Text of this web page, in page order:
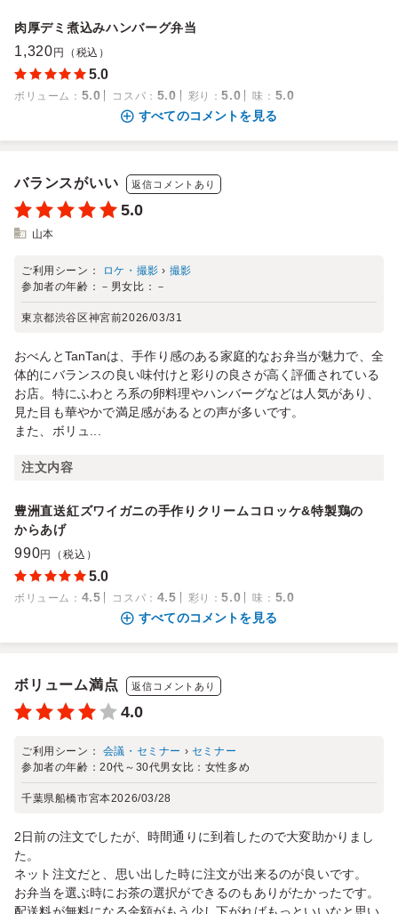
肉厚デミ煮込みハンバーグ弁当
1,320 円（税込）
5.0
ボリューム ： 5.0 コスパ ： 5.0 彩り ：5.0 味 ： 5.0
すべてのコメントを見る
バランスがいい 返信コメントあり
5.0
山本
ご利用シーン： ロケ・撮影 › 撮影
参加者の年齢： － 男女比： －
東京都渋谷区神宮前2026/03/31
おべんとTanTanは、手作り感のある家庭的なお弁当が魅力で、全
体的にバランスの良い味付けと彩りの良さが高く評価されている
お店。特にふわとろ系の卵料理やハンバーグなどは人気があり、
見た目も華やかで満足感があるとの声が多いです。
また、ボリュ...
注文内容
豊洲直送紅ズワイガニの手作りクリームコロッケ&特製鶏の
からあげ
990円（税込）
5.0
ボリューム ： 4.5 コスパ ： 4.5 彩り ：5.0 味 ： 5.0
すべてのコメントを見る
ボリューム満点 返信コメントあり
4.0
ご利用シーン： 会議・セミナー › セミナー
参加者の年齢：20代～30代男女比： 女性多め
千葉県船橋市宮本2026/03/28
2日前の注文でしたが、時間通りに到着したので大変助かりまし
た。
ネット注文だと、思い出した時に注文が出来るのが良いです。
お弁当を選ぶ時にお茶の選択ができるのもありがたかったです。